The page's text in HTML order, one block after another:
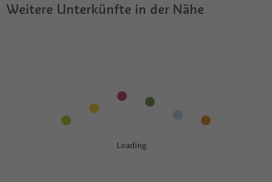
Weitere Unterkünfte in der Nähe